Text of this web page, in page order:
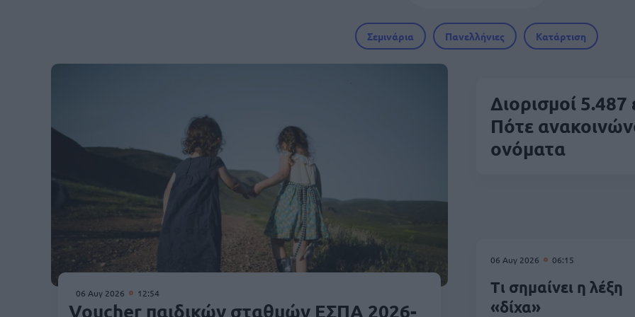
Σεμινάρια Πανελλήνιες Κατάρτιση
06 Αυγ 2026 12:54
Voucher παιδικών σταθμών ΕΣΠΑ 2026-
Διορισμοί
Πότε
ονόματα
06 Αυγ 2026 06:15
Τι σημαίνει η λέξη
«δίχα»